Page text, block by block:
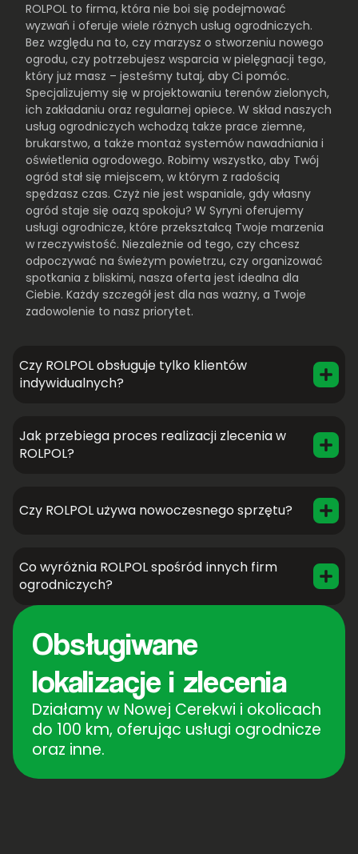
ROLPOL to firma, która nie boi się podejmować
wyzwań i oferuje wiele różnych usług ogrodniczych.
Bez względu na to, czy marzysz o stworzeniu nowego
ogrodu, czy potrzebujesz wsparcia w pielęgnacji tego,
który już masz – jesteśmy tutaj, aby Ci pomóc.
Specjalizujemy się w projektowaniu terenów zielonych,
ich zakładaniu oraz regularnej opiece. W skład naszych
usług ogrodniczych wchodzą także prace ziemne,
brukarstwo, a także montaż systemów nawadniania i
oświetlenia ogrodowego. Robimy wszystko, aby Twój
ogród stał się miejscem, w którym z radością
spędzasz czas. Czyż nie jest wspaniale, gdy własny
ogród staje się oazą spokoju? W Syryni oferujemy
usługi ogrodnicze, które przekształcą Twoje marzenia
w rzeczywistość. Niezależnie od tego, czy chcesz
odpoczywać na świeżym powietrzu, czy organizować
spotkania z bliskimi, nasza oferta jest idealna dla
Ciebie. Każdy szczegół jest dla nas ważny, a Twoje
zadowolenie to nasz priorytet.
Czy ROLPOL obsługuje tylko klientów
indywidualnych?
Jak przebiega proces realizacji zlecenia w
ROLPOL?
Czy ROLPOL używa nowoczesnego sprzętu?
Co wyróżnia ROLPOL spośród innych firm
ogrodniczych?
Obsługiwane
lokalizacje i zlecenia
Działamy w Nowej Cerekwi i okolicach
do 100 km, oferując usługi ogrodnicze
oraz inne.